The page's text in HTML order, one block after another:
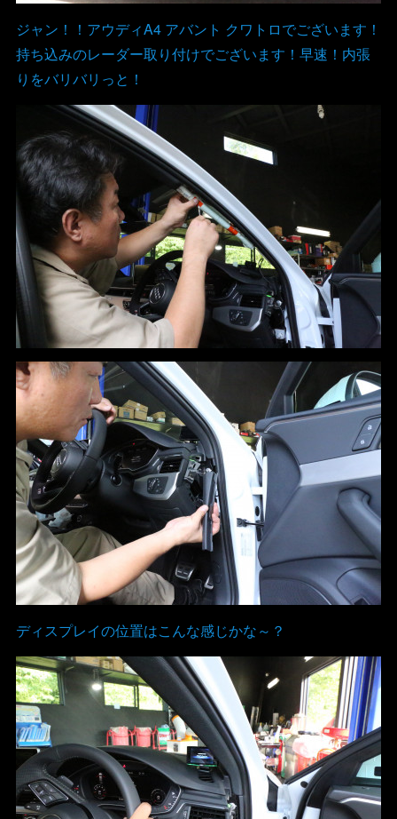
ジャン！！アウディA4 アバント クワトロでございます！
持ち込みのレーダー取り付けでございます！早速！内張
りをバリバリっと！
ディスプレイの位置はこんな感じかな～？